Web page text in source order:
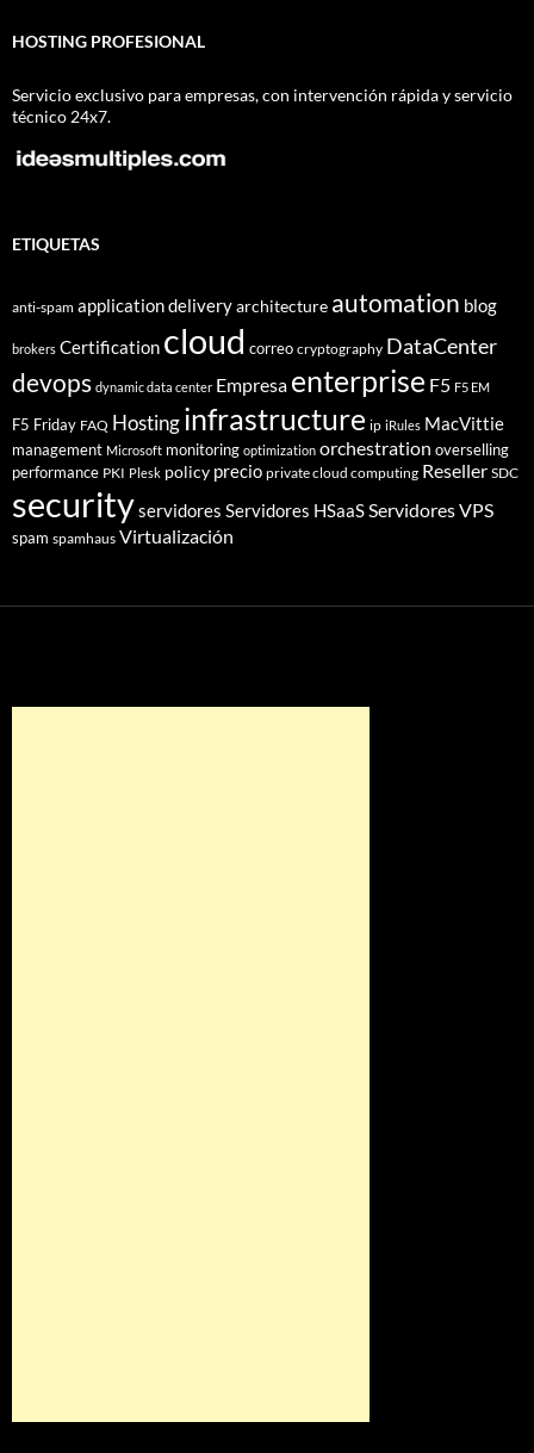
HOSTING PROFESIONAL
Servicio exclusivo para empresas, con intervención rápida y servicio
técnico 24x7.
ETIQUETAS
anti-spam application deliveryarchitecture automation blog
brokers Certification cloud correo cryptography DataCenter
devops dynamic data center Empresa enterprise F5 F5 EM
F5 Friday FAQ Hostinginfrastructure ip iRules MacVittie
management Microsoft monitoring optimization orchestration overselling
performance PKI Plesk policy precio private cloud computing Reseller SDC
securityservidores Servidores HSaaSServidores VPS
spam spamhaus Virtualización